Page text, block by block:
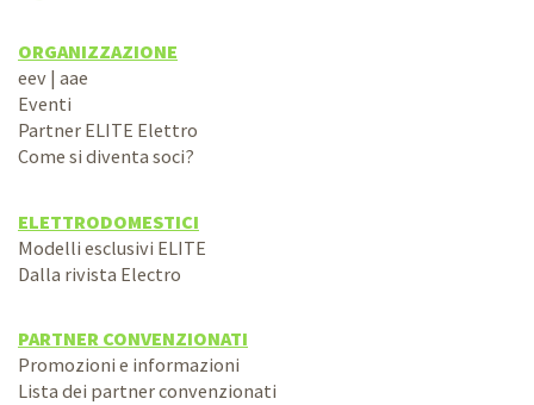
ORGANIZZAZIONE
eev | aae
Eventi
Partner ELITE Elettro
Come si diventa soci?
ELETTRODOMESTICI
Modelli esclusivi ELITE
Dalla rivista Electro
PARTNER CONVENZIONATI
Promozioni e informazioni
Lista dei partner convenzionati